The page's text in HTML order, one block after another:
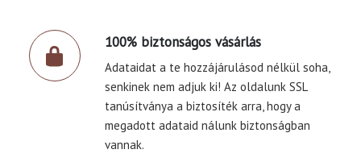
100% biztonságos vásárlás
Adataidat a te hozzájárulásod nélkül soha,
senkinek nem adjuk ki! Az oldalunk SSL
tanúsítványa a biztosíték arra, hogy a
megadott adataid nálunk biztonságban
vannak.